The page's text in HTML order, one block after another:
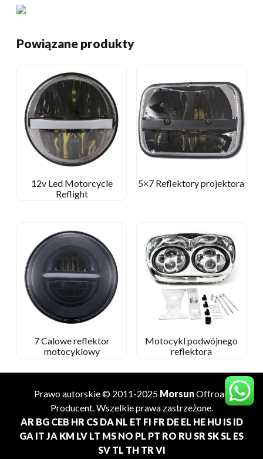
Powiązane produkty
12v Led Motorcycle
Reflight
5×7 Reflektory projektora
7 Calowe reflektor
motocyklowy
Motocykl podwójnego
reflektora
Prawo autorskie © 2011-2025 MorsunOffroad
Producent. Wszelkie prawa zastrzeżone.
AR BG CEB HR CS DA NL ET FI FR DE EL HE HU IS ID
GA IT JA KM LV LT MS NO PL PT RO RU SR SKSL ES
SV TL TH TR VI